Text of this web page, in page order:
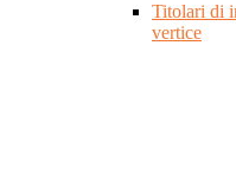
Titolari di
vertice